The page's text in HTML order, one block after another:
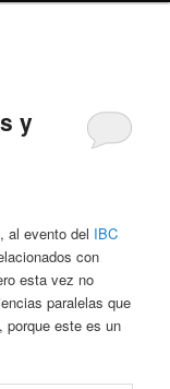
y
al evento del IBC
con
esta vez no
paralelas que
porque este es un